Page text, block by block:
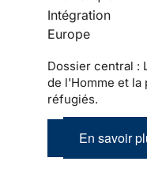
Intégration
Europe
Dossier central :
de l'Homme et la
réfugiés.
En savoir